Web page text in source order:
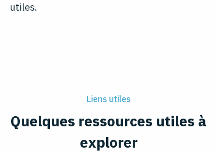
utiles.
Liens utiles
Quelques ressources utiles à
explorer